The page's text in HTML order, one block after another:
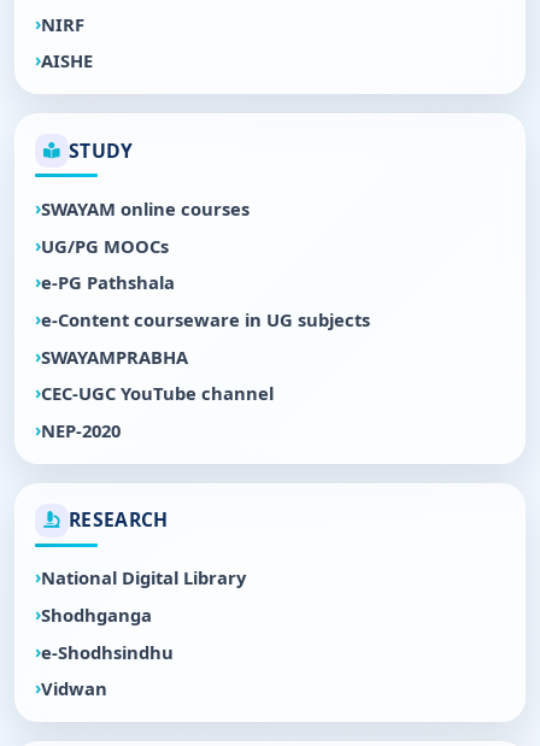
NIRF
AISHE
STUDY
SWAYAM online courses
UG/PG MOOCs
e-PG Pathshala
e-Content courseware in UG subjects
SWAYAMPRABHA
CEC-UGC YouTube channel
NEP-2020
RESEARCH
National Digital Library
Shodhganga
e-Shodhsindhu
Vidwan